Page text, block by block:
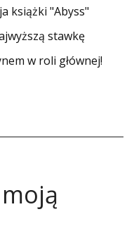
książki "Abyss"
stawkę
w roli głównej!